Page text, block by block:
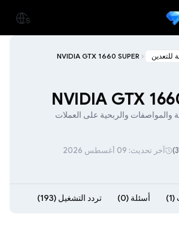
للتعدين NVIDIA GTX 1660 SUPER
NVIDIA GTX
والمواصفات والربحية على العملات
آخر تحديث: 09 أغسطس 2026
أسئلة (0) تردد التشغيل (193)